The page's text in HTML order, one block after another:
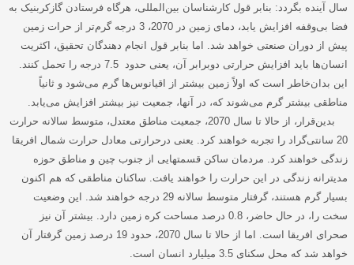
سال آینده بگردد: بنابر قول کارشناسان بین‌المللی، هرگاه فرستادن گازکربنیک به
فضا بی‌وقفه افزایش یابد، دمای زمین در 2070، 3 درجه گرم‌تر از حرات زمین
پیش از دوران صنعتی خواهد شد. اما بنابر قول انجام دهندگان تحقیق، اکثریت
انسان‌ها باید افزایش حرارتی دوبرابر آن، یعنی حدود 7.5 درجه را تحمل کنند.
این بدان‌خاطر است که اولاً زمین بیشتر از اقیانوس‌ها گرم می‌شود و ثانیاً
مناطقی بیشتر گرم می‌شوند که، در آنها، جمعیت نیز بیشتر افزایش می‌یابد
بدین‌قرار، از حالا تا سال 2070، جمعیت مناطق معتدل، متوسط سالانه حرارت
20 سانتی‌گراد را تجربه خواهند کرد. یعنی درحرارتی معادل حرارت شمال افریقا
زندگی خواهند کرد. مردمان ساکن قسمتهایی از جنوب چین و مناطق حوزه
مدیترانه زندگی در این حرارت را خواهند یافت. ساکنان مناطقی که هم اکنون
بسیار گرم هستند، گرفتار متوسط سالانه 29 درجه خواهند شد. این وضعیت
سخت را، در حال حاضر، 0.8 درصد مساحت کره زمین دارد. بیشتر آن نیز
صحرای افریقا است. اما از حالا تا سال 2070، حدود 19 درصد زمین گرفتار آن
خواهد شد که محل سکنای 3.5 میلیارد انسان است